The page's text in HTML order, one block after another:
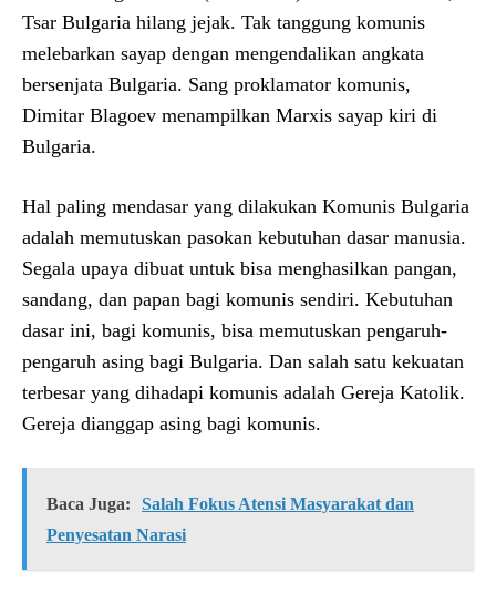
Tsar Bulgaria hilang jejak. Tak tanggung komunis
melebarkan sayap dengan mengendalikan angkata
bersenjata Bulgaria. Sang proklamator komunis,
Dimitar Blagoev menampilkan Marxis sayap kiri di
Bulgaria.
Hal paling mendasar yang dilakukan Komunis Bulgaria
adalah memutuskan pasokan kebutuhan dasar manusia.
Segala upaya dibuat untuk bisa menghasilkan pangan,
sandang, dan papan bagi komunis sendiri. Kebutuhan
dasar ini, bagi komunis, bisa memutuskan pengaruh-
pengaruh asing bagi Bulgaria. Dan salah satu kekuatan
terbesar yang dihadapi komunis adalah Gereja Katolik.
Gereja dianggap asing bagi komunis.
Baca Juga:
Salah Fokus Atensi Masyarakat dan
Penyesatan Narasi